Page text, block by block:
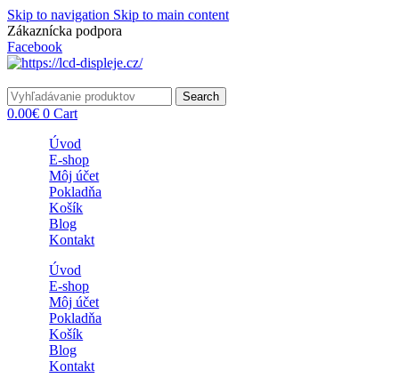
Skip to navigation Skip to main content
Zákaznícka podpora
Facebook
Search
0.00€ 0 Cart
Úvod
E-shop
Môj účet
Pokladňa
Košík
Blog
Kontakt
Úvod
E-shop
Môj účet
Pokladňa
Košík
Blog
Kontakt